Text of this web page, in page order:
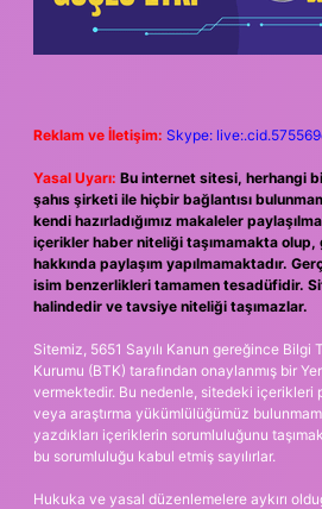
Reklam ve İletişim: Skype:
Yasal Uyarı: Bu internet sitesi, herhangi
şahıs şirketi ile hiçbir bağlantısı
kendi hazırladığımız makaleler
içerikler haber niteliği taşımamakta
hakkında paylaşım yapılmamaktadır.
isim benzerlikleri tamamen tesadüfidir.
halindedir ve tavsiye niteliği taşımazlar.
Sitemiz, 5651 Sayılı Kanun gereğince Bilgi
Kurumu (BTK) tarafından onaylanmış bir
vermektedir. Bu nedenle, sitedeki içerikleri
veya araştırma yükümlülüğümüz
yazdıkları içeriklerin sorumluluğunu
bu sorumluluğu kabul etmiş sayılırlar.
Hukuka ve yasal düzenlemelere aykırı